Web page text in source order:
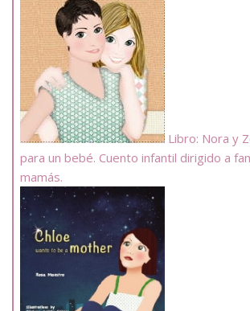
Libro: Nora y
para un bebé. Cuento infantil dirigido a
mamás.